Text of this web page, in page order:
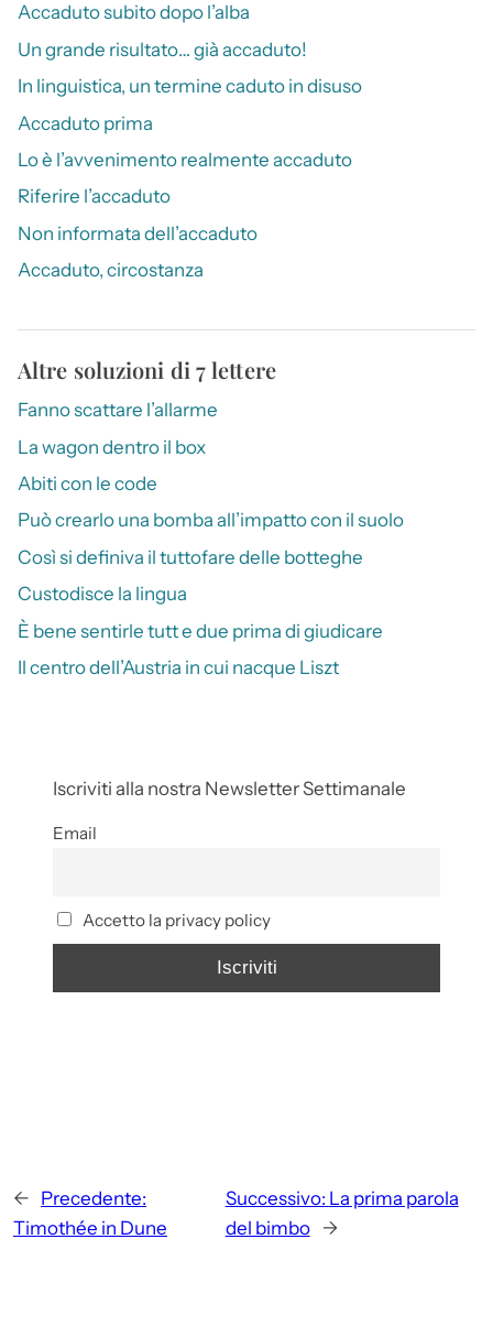
Accaduto subito dopo l’alba
Un grande risultato… già accaduto!
In linguistica, un termine caduto in disuso
Accaduto prima
Lo è l’avvenimento realmente accaduto
Riferire l’accaduto
Non informata dell’accaduto
Accaduto, circostanza
Altre soluzioni di 7 lettere
Fanno scattare l’allarme
La wagon dentro il box
Abiti con le code
Può crearlo una bomba all’impatto con il suolo
Così si definiva il tuttofare delle botteghe
Custodisce la lingua
È bene sentirle tutt e due prima di giudicare
Il centro dell’Austria in cui nacque Liszt
Iscriviti alla nostra Newsletter Settimanale
Email
Accetto la privacy policy
← Precedente:
Timothée in Dune
Successivo: La prima parola
del bimbo
→